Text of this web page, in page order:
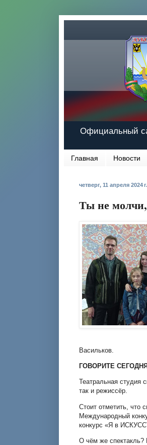
Официальный
Главная Новости
четверг, 11 апреля 2024 г.
Ты не
Васильков.
ГОВОРИТЕ СЕГОДНЯ
Театральная студия
так и режиссёр.
Стоит отметить, что
Международный
конкурс «Я в
О чём же спектакль?